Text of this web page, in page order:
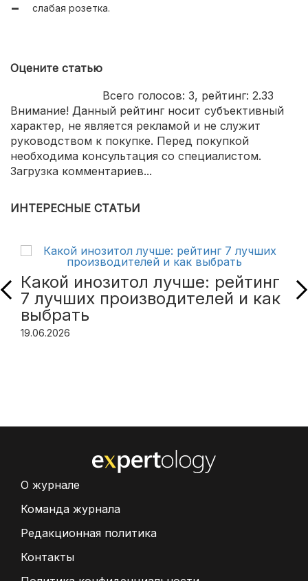
слабая розетка.
Оцените статью
Всего голосов: 3, рейтинг: 2.33
Внимание! Данный рейтинг носит субъективный
характер, не является рекламой и не служит
руководством к покупке. Перед покупкой
необходима консультация со специалистом.
Загрузка комментариев...
ИНТЕРЕСНЫЕ СТАТЬИ
Какой инозитол лучше: рейтинг
7 лучших производителей и как
выбрать
19.06.2026
О журнале
Команда журнала
Редакционная политика
Контакты